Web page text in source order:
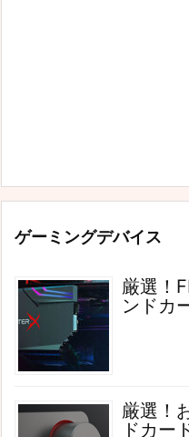
ゲーミングデバイス
厳選！
ンドカ
厳選！
ドカー